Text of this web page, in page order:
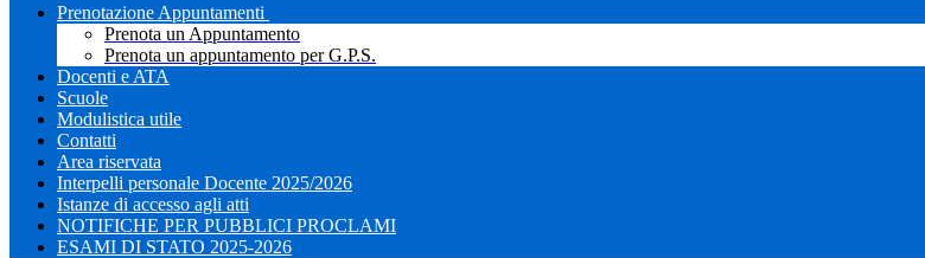
Prenotazione Appuntamenti
Prenota un Appuntamento
Prenota un appuntamento per G.P.S.
Docenti e ATA
Scuole
Modulistica utile
Contatti
Area riservata
Interpelli personale Docente 2025/2026
Istanze di accesso agli atti
NOTIFICHE PER PUBBLICI PROCLAMI
ESAMI DI STATO 2025-2026